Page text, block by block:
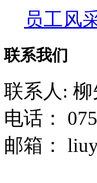
员工风
联系我们
联系人:
电话：
邮箱：